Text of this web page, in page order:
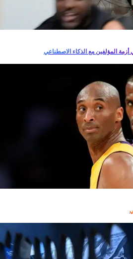
المؤلفين مع الذكاء الاصطناعي